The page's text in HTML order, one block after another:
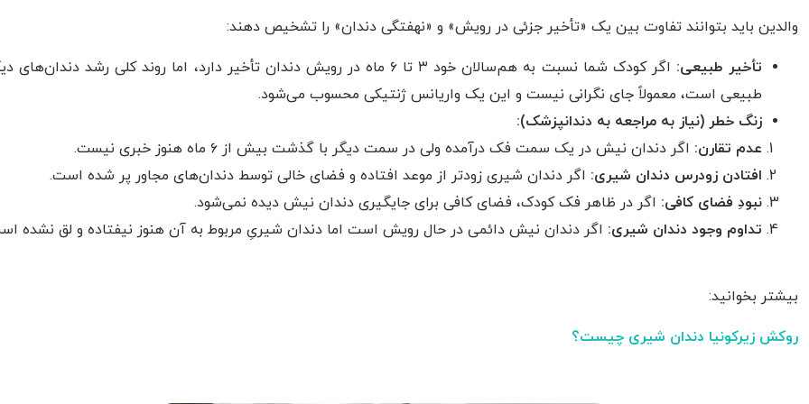
والدین باید بتوانند تفاوت بین یک «تأخیر جزئی در رویش» و «نهفتگی دندان» را تشخیص دهند:
تأخیر طبیعی:
اگر کودک شما نسبت به هم‌سالان خود ۳ تا ۶ ماه در رویش دندان تأخیر دارد، اما روند کلی رشد
طبیعی است، معمولاً جای نگرانی نیست و این یک واریانس ژنتیکی محسوب می‌شود.
زنگ خطر (نیاز به مراجعه به دندانپزشک):
عدم تقارن: اگر دندان نیش در یک سمت فک درآمده ولی در سمت دیگر با گذشت بیش از ۶ ماه هنوز خبری نیست.
افتادن زودرس دندان شیری: اگر دندان شیری زودتر از موعد افتاده و فضای خالی توسط دندان‌های مجاور پر شده است.
نبودِ فضای کافی: اگر در ظاهر فک کودک، فضای کافی برای جایگیری دندان نیش دیده نمی‌شود.
تداوم وجود دندان شیری: اگر دندان نیش دائمی در حال رویش است اما دندان شیریِ مربوط به آن هنوز نیفتاده و لق نشده
بیشتر بخوانید:
روکش زیرکونیا دندان شیری چیست؟